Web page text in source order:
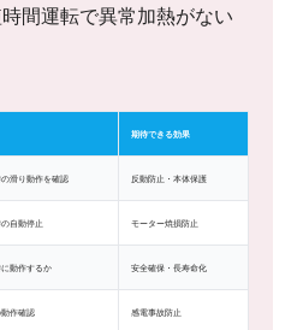
間運転で異常加熱がない
期待できる効果
滑り動作を確認 反動防止・本体保護
自動停止 モーター焼損防止
動作するか 安全確保・長寿命化
作確認 感電事故防止